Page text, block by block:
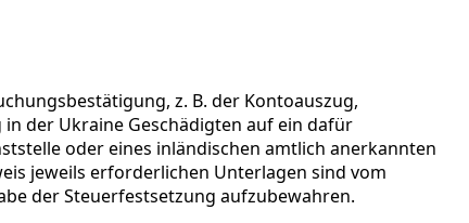
z. B. der Kontoauszug,
der Ukraine Geschädigten auf ein dafür
oder eines inländischen amtlich anerkannten
jeweils erforderlichen Unterlagen sind vom
der Steuerfestsetzung aufzubewahren.